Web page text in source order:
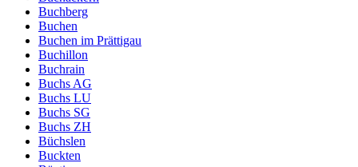
Buchberg
Buchen
Buchen im Prättigau
Buchillon
Buchrain
Buchs AG
Buchs LU
Buchs SG
Buchs ZH
Büchslen
Buckten